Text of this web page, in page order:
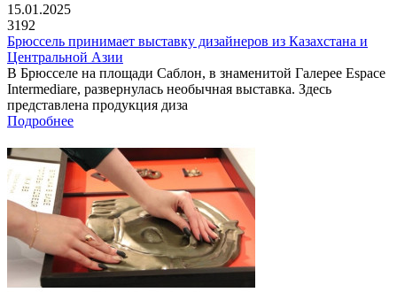
15.01.2025
3192
Брюссель принимает выставку дизайнеров из Казахстана и
Центральной Азии
В Брюсселе на площади Саблон, в знаменитой Галерее Espace
Intermediare, развернулась необычная выставка. Здесь
представлена продукция диза
Подробнее